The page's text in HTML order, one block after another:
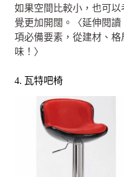
如果空間比較小，也可
覺更加開闊。〈延伸閱
項必備要素，從建材、
味！〉
4. 瓦特吧椅